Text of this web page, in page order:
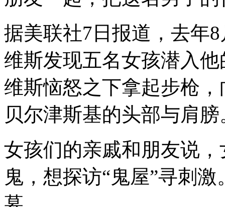
据美联社7日报道，去年
维斯发现五名女孩潜入
维斯恼怒之下拿起步枪
贝尔津斯基的头部与肩膀
女孩们的亲戚和朋友说
鬼，想探访“鬼屋”寻刺